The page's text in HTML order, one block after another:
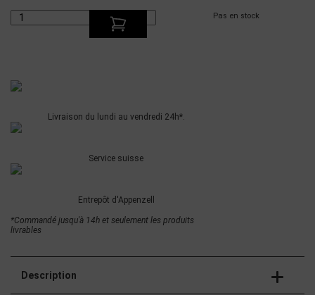
Pas en stock
Livraison du lundi au vendredi 24h*.
Service suisse
Entrepôt d'Appenzell
*Commandé jusqu'à 14h et seulement les produits
livrables
Description